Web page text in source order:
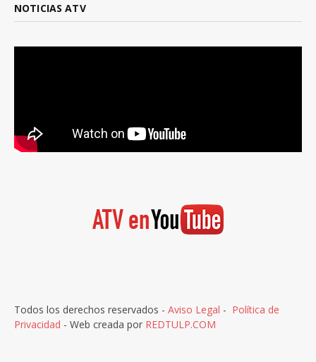
NOTICIAS ATV
Todos los derechos reservados - Aviso Legal - Política de
Privacidad - Web creada por REDTULP.COM